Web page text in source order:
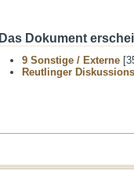
Das Dokument
9 Sonstige / Externe
Reutlinger